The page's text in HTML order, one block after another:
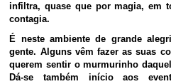
infiltra, quase que por magia, em
contagia.
É neste ambiente de grande
gente. Alguns vêm fazer as suas
querem sentir o murmurinho
Dá-se também início aos